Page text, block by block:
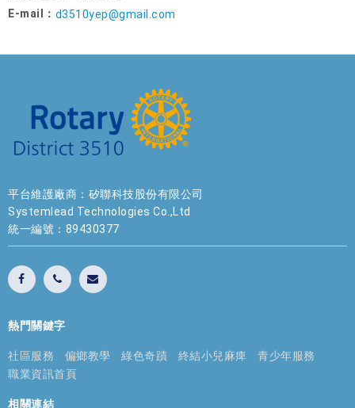
E-mail： d3510yep@gmail.com
平台維護廠商：矽聯科技股份有限公司
Systemlead Technologies Co.,Ltd
統一編號：89430377
熱門關鍵字
社區服務 偏鄉教學 綠色奇蹟 終結小兒麻痺
青少年服務
職業資訊首頁
相關連結